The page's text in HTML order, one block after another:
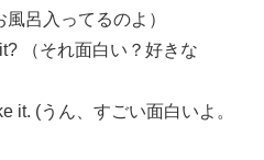
呂入ってるのよ）
（それ面白い？好きな
(うん、すごい面白いよ。